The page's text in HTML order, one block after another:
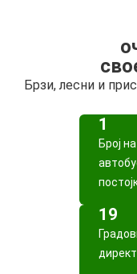
Брзи, лесни и
1
Број на
19